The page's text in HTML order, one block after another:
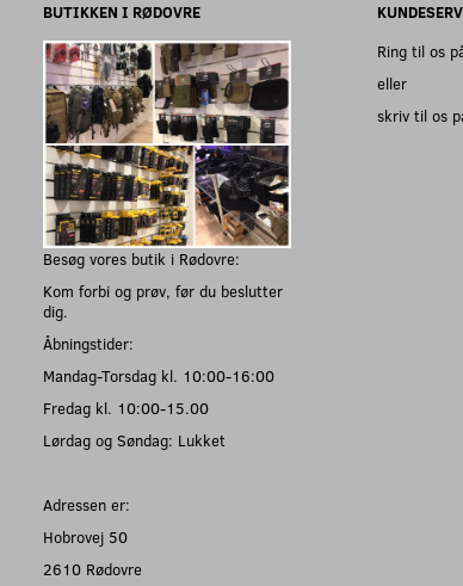
BUTIKKEN I RØDOVRE
Besøg vores butik i Rødovre:
Kom forbi og prøv, før du beslutter
dig.
Åbningstider:
Mandag-Torsdag kl. 10:00-16:00
Fredag kl. 10:00-15.00
Lørdag og Søndag: Lukket
Adressen er:
Hobrovej 50
2610 Rødovre
Ring til os
eller
skriv til os